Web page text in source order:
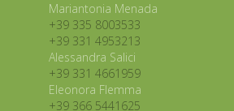
Mariantonia Menada
+39 335 8003533
+39 331 4953213
Alessandra Salici
+39 331 4661959
Eleonora Flemma
+39 366 5441625